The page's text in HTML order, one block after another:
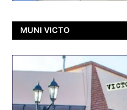
MUNI VICTO